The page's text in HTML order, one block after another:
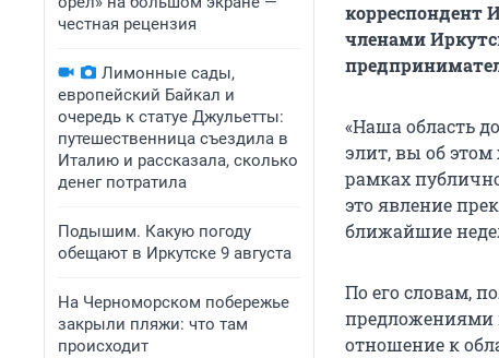
честная рецензия
Лимонные сады,
европейский Байкал и
очередь к статуе Джульетты:
путешественница съездила в
Италию и рассказала, сколько
денег потратила
Подышим. Какую погоду
обещают в Иркутске 9 августа
На Черноморском побережье
закрыли пляжи: что там
происходит
корреспондент
членами
«Наша область
элит, вы об этом
рамках
это явление
ближайшие
По его словам,
предложениями
отношение к